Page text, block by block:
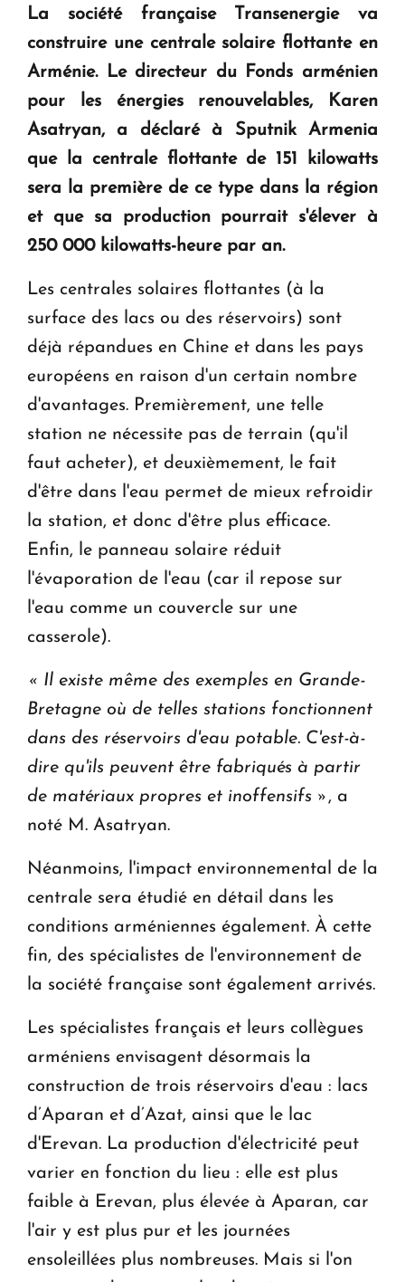
" Tant qu'il n'existe pas d'alternative concrète, la
question d'un référendum ne se pose pas. "
KASA : 30 ans d'audace, de résilience et d'avenir
ouvrira ses portes à Dilijan
La société française Transenergie va
construire une centrale solaire flottante en
Arménie. Le directeur du Fonds arménien
pour les énergies renouvelables, Karen
Asatryan, a déclaré à Sputnik Armenia
que la centrale flottante de 151 kilowatts
sera la première de ce type dans la région
et que sa production pourrait s'élever à
250 000 kilowatts-heure par an.
Les centrales solaires flottantes (à la
surface des lacs ou des réservoirs) sont
déjà répandues en Chine et dans les pays
européens en raison d'un certain nombre
d'avantages. Premièrement, une telle
station ne nécessite pas de terrain (qu'il
faut acheter), et deuxièmement, le fait
d'être dans l'eau permet de mieux refroidir
la station, et donc d'être plus efficace.
Enfin, le panneau solaire réduit
l'évaporation de l'eau (car il repose sur
l'eau comme un couvercle sur une
casserole).
« Il existe même des exemples en Grande-
Bretagne où de telles stations fonctionnent
dans des réservoirs d'eau potable. C'est-à-
dire qu'ils peuvent être fabriqués à partir
de matériaux propres et inoffensifs » , a
noté M. Asatryan.
Néanmoins, l'impact environnemental de la
centrale sera étudié en détail dans les
conditions arméniennes également. À cette
fin, des spécialistes de l'environnement de
la société française sont également arrivés.
Les spécialistes français et leurs collègues
arméniens envisagent désormais la
construction de trois réservoirs d'eau : lacs
d’Aparan et d’Azat, ainsi que le lac
d'Erevan. La production d'électricité peut
varier en fonction du lieu : elle est plus
faible à Erevan, plus élevée à Aparan, car
l'air y est plus pur et les journées
ensoleillées plus nombreuses. Mais si l'on